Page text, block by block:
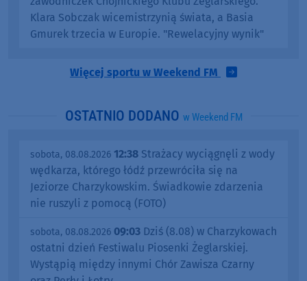
Klara Sobczak wicemistrzynią świata, a Basia
Gmurek trzecia w Europie. "Rewelacyjny wynik"
Więcej sportu w Weekend FM
OSTATNIO DODANO w Weekend FM
sobota, 08.08.2026 12:38 Strażacy wyciągnęli z wody
wędkarza, którego łódź przewróciła się na
Jeziorze Charzykowskim. Świadkowie zdarzenia
nie ruszyli z pomocą (FOTO)
sobota, 08.08.2026 09:03 Dziś (8.08) w Charzykowach
ostatni dzień Festiwalu Piosenki Żeglarskiej.
Wystąpią między innymi Chór Zawisza Czarny